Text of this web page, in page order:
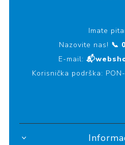
Imate
Nazovite nas! 📞
E-mail:
Korisnička podrška: